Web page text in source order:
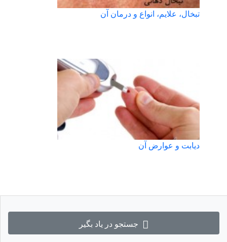
جستجو در یاد بگیر
تبخال، علایم، انواع و درمان آن
دیابت و عوارض آن